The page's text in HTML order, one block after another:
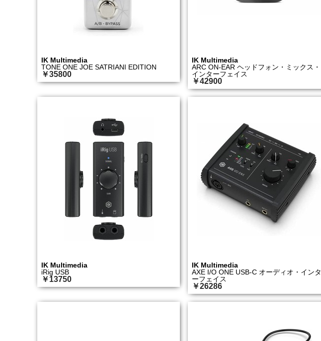
IK Multimedia
TONE ONE JOE SATRIANI EDITION
￥35800
IK Multimedia
ARC ON-EAR ヘッドフォン・ミックス・
インターフェイス
￥42900
IK Multimedia
iRig USB
￥13750
IK Multimedia
AXE I/O ONE USB-C オーディオ・インタ
ーフェイス
￥26286